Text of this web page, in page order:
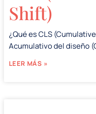
Shift)
¿Qué es CLS
Acumulativo del diseño
LEER MÁS »